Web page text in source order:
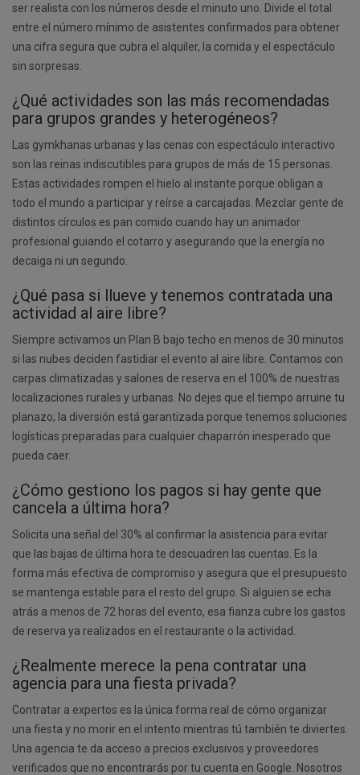
ser realista con los números desde el minuto uno. Divide el total
entre el número mínimo de asistentes confirmados para obtener
una cifra segura que cubra el alquiler, la comida y el espectáculo
sin sorpresas.
¿Qué actividades son las más recomendadas
para grupos grandes y heterogéneos?
Las gymkhanas urbanas y las cenas con espectáculo interactivo
son las reinas indiscutibles para grupos de más de 15 personas.
Estas actividades rompen el hielo al instante porque obligan a
todo el mundo a participar y reírse a carcajadas. Mezclar gente de
distintos círculos es pan comido cuando hay un animador
profesional guiando el cotarro y asegurando que la energía no
decaiga ni un segundo.
¿Qué pasa si llueve y tenemos contratada una
actividad al aire libre?
Siempre activamos un Plan B bajo techo en menos de 30 minutos
si las nubes deciden fastidiar el evento al aire libre. Contamos con
carpas climatizadas y salones de reserva en el 100% de nuestras
localizaciones rurales y urbanas. No dejes que el tiempo arruine tu
planazo; la diversión está garantizada porque tenemos soluciones
logísticas preparadas para cualquier chaparrón inesperado que
pueda caer.
¿Cómo gestiono los pagos si hay gente que
cancela a última hora?
Solicita una señal del 30% al confirmar la asistencia para evitar
que las bajas de última hora te descuadren las cuentas. Es la
forma más efectiva de compromiso y asegura que el presupuesto
se mantenga estable para el resto del grupo. Si alguien se echa
atrás a menos de 72 horas del evento, esa fianza cubre los gastos
de reserva ya realizados en el restaurante o la actividad.
¿Realmente merece la pena contratar una
agencia para una fiesta privada?
Contratar a expertos es la única forma real de cómo organizar
una fiesta y no morir en el intento mientras tú también te diviertes.
Una agencia te da acceso a precios exclusivos y proveedores
verificados que no encontrarás por tu cuenta en Google. Nosotros